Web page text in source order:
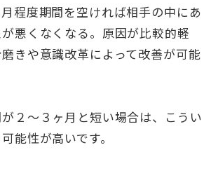
程度期間を空ければ相手の中にあ
悪くなくなる。原因が比較的軽
きや意識改革によって改善が可能
２〜３ヶ月と短い場合は、こうい
能性が高いです。